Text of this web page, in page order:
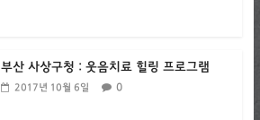
부산 사상구청 : 웃음치료 힐링 프로그램
2017년 10월 6일 0